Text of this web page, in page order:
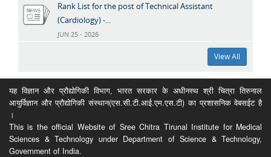
Rank List for the post of Technical Assistant
(Cardiology) -...
JUN 25 - 2026
View All
यह विज्ञान और प्रौद्योगिकी विभाग, भारत सरकार के अधीनस्थ श्री चित्रा तिरुनाल
आयुर्विज्ञान और प्रौद्योगिकी संस्थान(एस.सी.टी.आई.एम.एस.टी) का प्रशासनिक वेबसईट है
।
This is the official Website of Sree Chitra Tirunal Institute for Medical
Sciences & Technology under Department of Science & Technology,
Government of India.